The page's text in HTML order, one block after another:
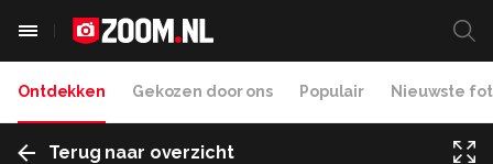
Ontdekken Gekozen door ons Populair Nieuwste
Terug naar overzicht